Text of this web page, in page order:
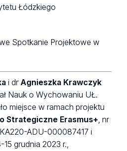
Łódzkiego
Spotkanie Projektowe w
i drAgnieszka Krawczyk
Nauk o Wychowaniu UŁ.
miejsce w ramach projektu
Strategiczne Erasmus+, nr
ADU-000087417 i
15 grudnia 2023 r.,